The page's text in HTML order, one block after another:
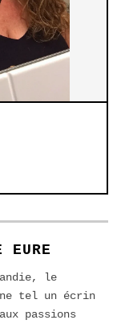
EURE
le
tel un écrin
passions